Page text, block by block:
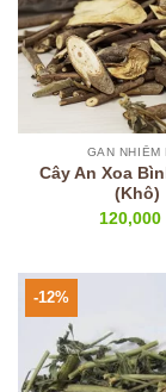
GAN NHIỄM
Cây An Xoa
(Khô)
120,000
-12%